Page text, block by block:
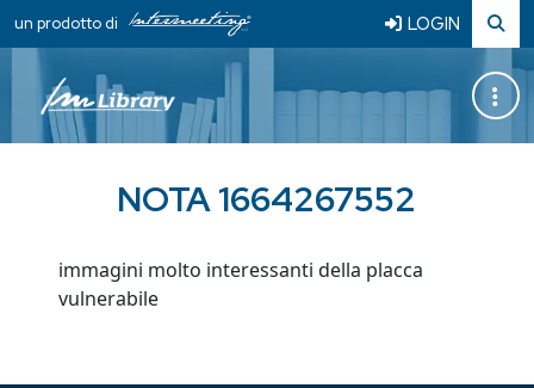
un prodotto di LOGIN
NOTA 1664267552
immagini molto interessanti della placca
vulnerabile